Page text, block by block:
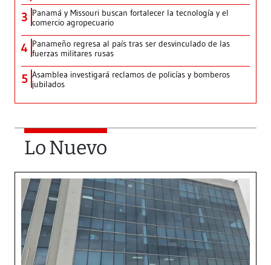
3 Panamá y Missouri buscan fortalecer la tecnología y el
comercio agropecuario
4 Panameño regresa al país tras ser desvinculado de las
fuerzas militares rusas
5 Asamblea investigará reclamos de policías y bomberos
jubilados
Lo Nuevo